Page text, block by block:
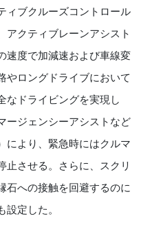
ィブクルーズコントロール
アクティブレーンアシスト
速度で加減速および車線変
やロングドライブにおいて
なドライビングを実現し
ージェンシーアシストなど
により、緊急時にはクルマ
止させる。さらに、スクリ
石への接触を回避するのに
定した。